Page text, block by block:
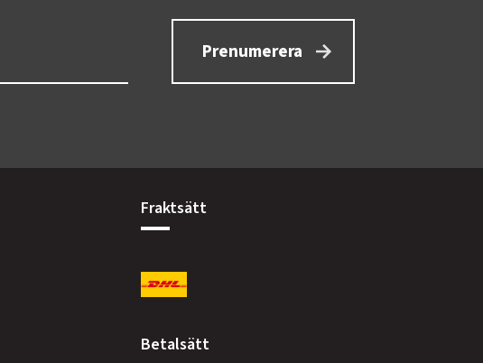
Prenumerera
Fraktsätt
Betalsätt